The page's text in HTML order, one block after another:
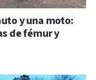
y una moto:
de fémur y